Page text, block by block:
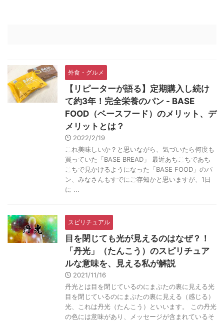
外食・グルメ
【リピーターが語る】定期購入し続け
て約3年！完全栄養のパン - BASE
FOOD（ベースフード）のメリット、デ
メリットとは？
2022/2/19
これ美味しいか？と思いながら、気づいたら何度も
買っていた「BASE BREAD」 最近あちこちであち
こちで見かけるようになった「BASE FOOD」のパ
ン、みなさんもすでにご存知かと思いますが、1日
に ...
スピリチュアル
目を閉じても光が見えるのはなぜ？！
「丹光」（たんこう）のスピリチュア
ルな意味を、見える私が解説
2021/11/16
丹光とは目を閉じているのにまぶたの裏に見える光
目を閉じているのにまぶたの裏に見える（感じる）
光、これは丹光（たんこう）といいます。 この丹光
の色には意味があり、メッセージが含まれているそ